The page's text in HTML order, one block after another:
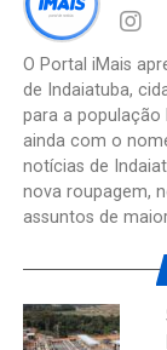
O Portal iMais
de Indaiatuba,
para a população
ainda com o
notícias de
nova roupagem,
assuntos de